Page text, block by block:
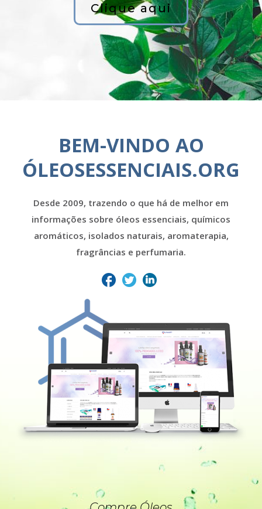
Clique aqui
BEM-VINDO AO
ÓLEOSESSENCIAIS.ORG
Desde 2009, trazendo o que há de melhor em
informações sobre óleos essenciais, químicos
aromáticos, isolados naturais, aromaterapia,
fragrâncias e perfumaria.